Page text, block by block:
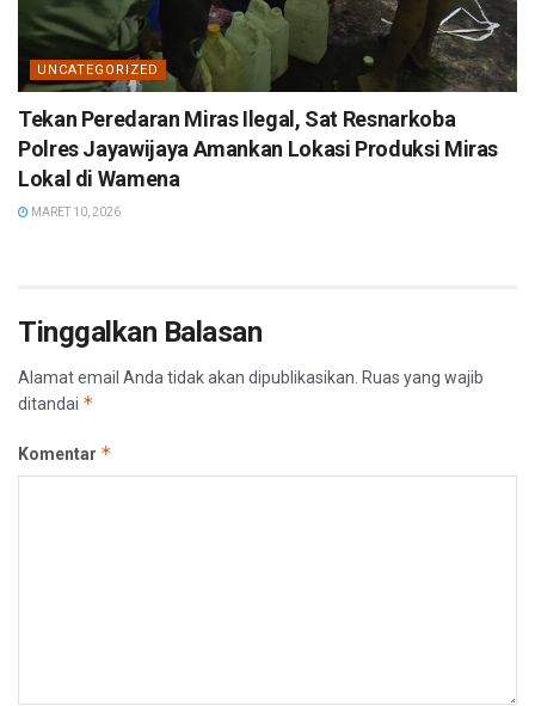
UNCATEGORIZED
Tekan Peredaran Miras Ilegal, Sat Resnarkoba
Polres Jayawijaya Amankan Lokasi Produksi Miras
Lokal di Wamena
MARET 10, 2026
Tinggalkan Balasan
Alamat email Anda tidak akan dipublikasikan. Ruas yang wajib
ditandai *
Komentar *